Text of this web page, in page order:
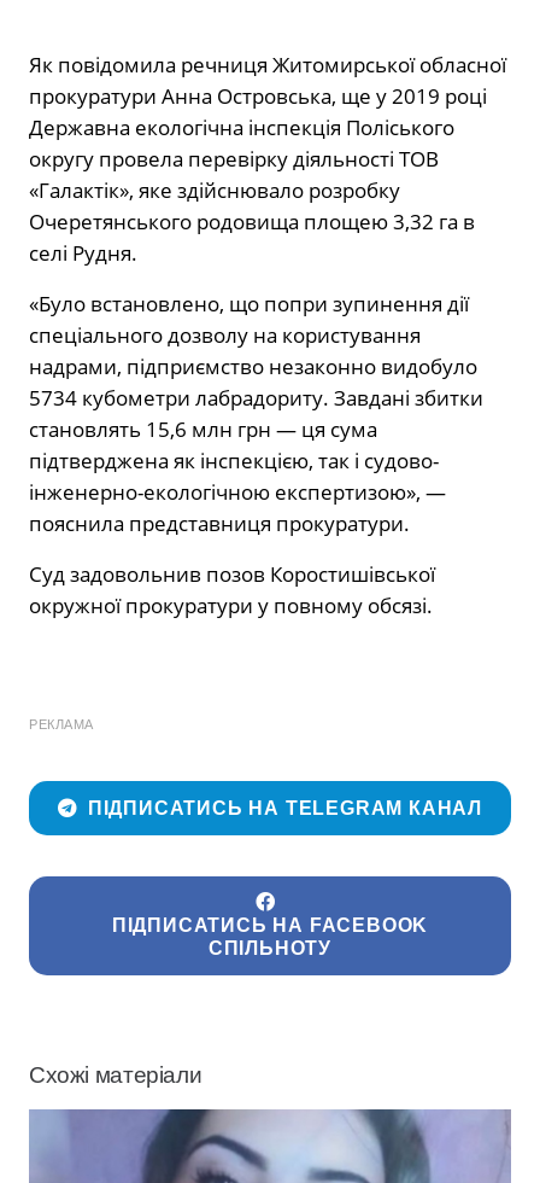
Як повідомила речниця Житомирської обласної
прокуратури Анна Островська, ще у 2019 році
Державна екологічна інспекція Поліського
округу провела перевірку діяльності ТОВ
«Галактік», яке здійснювало розробку
Очеретянського родовища площею 3,32 га в
селі Рудня.
«Було встановлено, що попри зупинення дії
спеціального дозволу на користування
надрами, підприємство незаконно видобуло
5734 кубометри лабрадориту. Завдані збитки
становлять 15,6 млн грн — ця сума
підтверджена як інспекцією, так і судово-
інженерно-екологічною експертизою», —
пояснила представниця прокуратури.
Суд задовольнив позов Коростишівської
окружної прокуратури у повному обсязі.
РЕКЛАМА
ПІДПИСАТИСЬ НА TELEGRAM КАНАЛ
ПІДПИСАТИСЬ НА FACEBOOK
СПІЛЬНОТУ
Схожі матеріали